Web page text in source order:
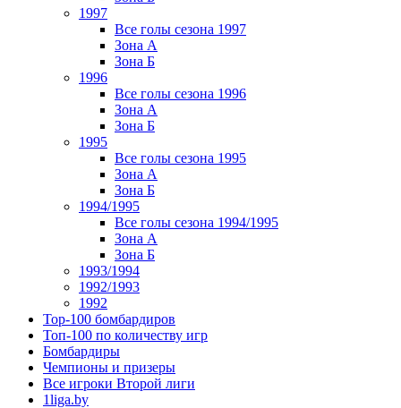
1997
Все голы сезона 1997
Зона А
Зона Б
1996
Все голы сезона 1996
Зона А
Зона Б
1995
Все голы сезона 1995
Зона А
Зона Б
1994/1995
Все голы сезона 1994/1995
Зона А
Зона Б
1993/1994
1992/1993
1992
Top-100 бомбардиров
Топ-100 по количеству игр
Бомбардиры
Чемпионы и призеры
Все игроки Второй лиги
1liga.by